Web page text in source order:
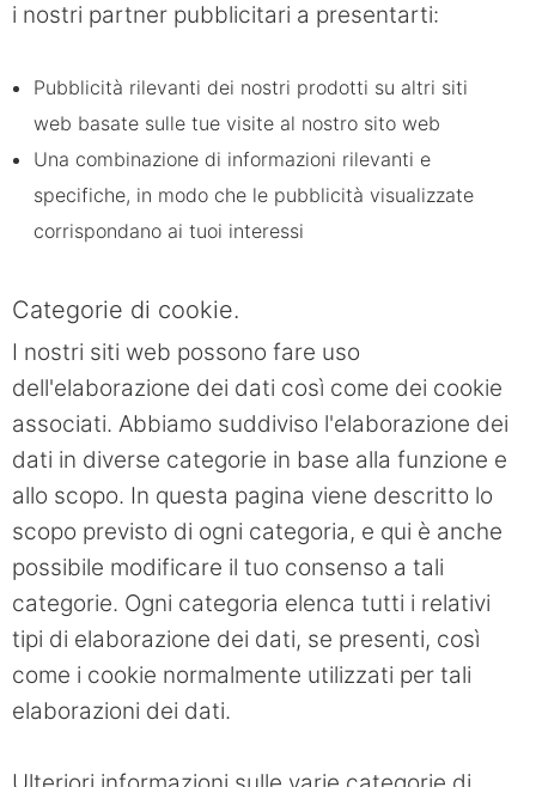
i nostri partner pubblicitari a presentarti:
Pubblicità rilevanti dei nostri prodotti su altri siti
web basate sulle tue visite al nostro sito web
Una combinazione di informazioni rilevanti e
specifiche, in modo che le pubblicità visualizzate
corrispondano ai tuoi interessi
Categorie di cookie.
I nostri siti web possono fare uso
dell'elaborazione dei dati così come dei cookie
associati. Abbiamo suddiviso l'elaborazione dei
dati in diverse categorie in base alla funzione e
allo scopo. In questa pagina viene descritto lo
scopo previsto di ogni categoria, e qui è anche
possibile modificare il tuo consenso a tali
categorie. Ogni categoria elenca tutti i relativi
tipi di elaborazione dei dati, se presenti, così
come i cookie normalmente utilizzati per tali
elaborazioni dei dati.